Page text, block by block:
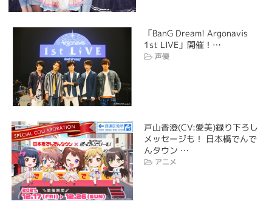
「BanG Dream! Argonavis
1st LIVE」開催！…
声優
戸山香澄(CV:愛美)録り下ろし
メッセージも！ 日本橋でんで
んタウン …
アニメ